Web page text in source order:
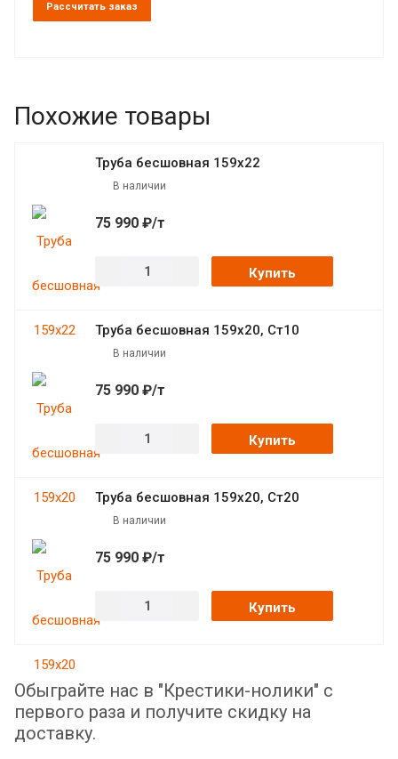
Рассчитать заказ
Похожие товары
Труба бесшовная 159х22
В наличии
75 990 ₽/т
Купить
Труба бесшовная 159х20, Ст10
В наличии
75 990 ₽/т
Купить
Труба бесшовная 159х20, Ст20
В наличии
75 990 ₽/т
Купить
Обыграйте нас в "Крестики-нолики" с
первого раза и получите скидку на
доставку.